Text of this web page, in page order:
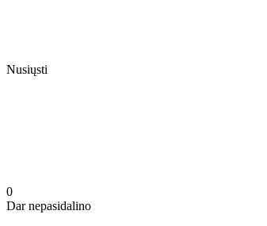
Nusiųsti
0
Dar nepasidalino